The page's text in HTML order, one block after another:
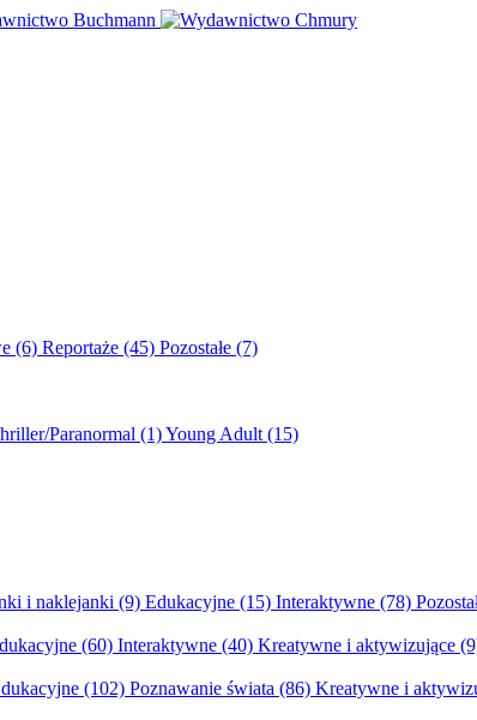
(6) Reportaże (45) Pozostałe (7)
Paranormal (1)Young Adult (15)
i naklejanki (9) Edukacyjne (15) Interaktywne (78)
(60) Interaktywne (40) Kreatywne i aktywizujące
(102) Poznawanie świata (86) Kreatywne i